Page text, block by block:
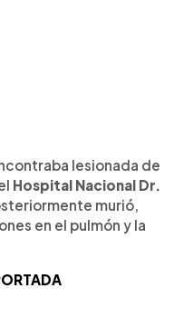
lesionada de
Hospital Nacional Dr.
murió,
en el pulmón y la